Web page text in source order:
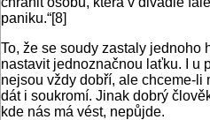
paniku.“[8]
To, že se soudy zastaly jednoho
nastavit jednoznačnou laťku. I u
nejsou vždy dobří, ale chceme-li
dát i soukromí. Jinak dobrý
kde nás má vést, nepůjde.